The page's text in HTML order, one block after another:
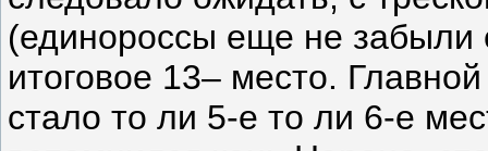
(единороссы еще не забыли
итоговое 13– место.
стало то ли 5-е то ли 6-е